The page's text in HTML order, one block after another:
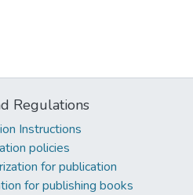
Regulations
Instructions
policies
for publication
for publishing books